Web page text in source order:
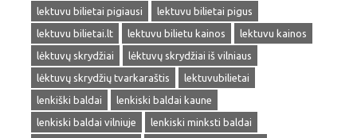
lektuvu bilietai pigiausi
lektuvu bilietai pigus
lektuvu bilietai.lt
lektuvu bilietu kainos
lektuvu kainos
lėktuvų skrydžiai
lėktuvų skrydžiai iš vilniaus
lėktuvų skrydžių tvarkaraštis
lektuvubilietai
lenkiški baldai
lenkiski baldai kaune
lenkiski baldai vilniuje
lenkiski minksti baldai